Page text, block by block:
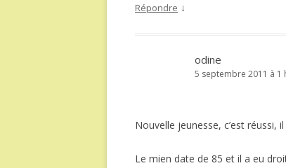
Répondre ↓
odine
5 septembre 2011 à 1
Nouvelle jeunesse, c’est réussi,
Le mien date de 85 et il a eu